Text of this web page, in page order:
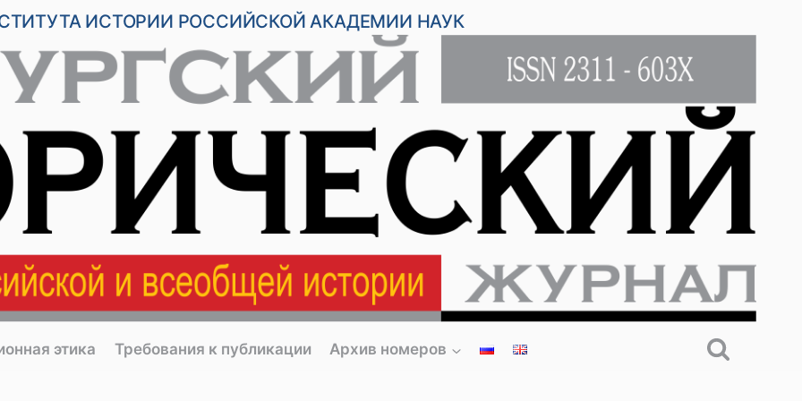
ИСТОРИИ РОССИЙСКОЙ АКАДЕМИИ НАУК
этика Требования к публикации Архив номеров